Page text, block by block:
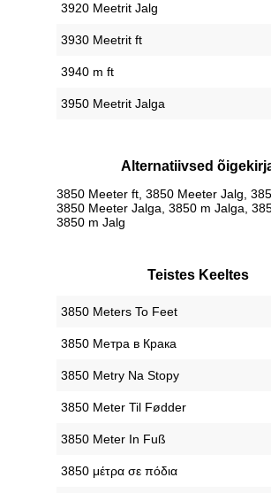
3920 Meetrit Jalg
3930 Meetrit ft
3940 m ft
3950 Meetrit Jalga
Alternatiivsed
3850 Meeter ft, 3850 Meeter Jalg,
3850 Meeter Jalga, 3850 m Jalga,
3850 m Jalg
Teistes Keeltes
‎3850 Meters To Feet
‎3850 Метра в Крака
‎3850 Metry Na Stopy
‎3850 Meter Til Fødder
‎3850 Meter In Fuß
‎3850 μέτρα σε πόδια